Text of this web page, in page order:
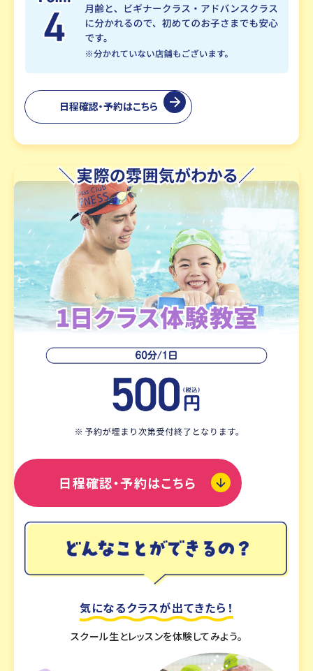
日程確認・予約はこちら
日程確認・予約はこちら
気になるクラスが出てきたら！
スクール生とレッスンを体験してみよう。